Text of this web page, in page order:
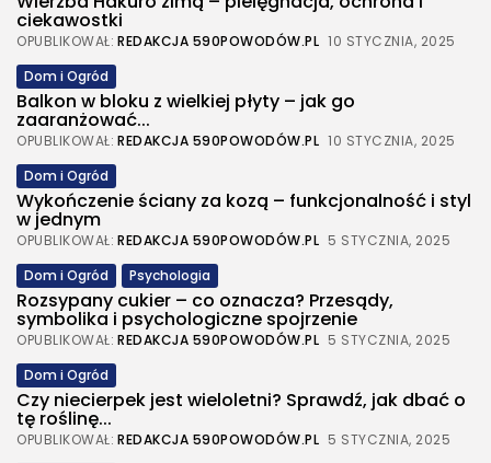
ciekawostki
OPUBLIKOWAŁ: REDAKCJA 590POWODÓW.PL 10 STYCZNIA, 2025
Dom i Ogród
Balkon w bloku z wielkiej płyty – jak go
zaaranżować...
OPUBLIKOWAŁ: REDAKCJA 590POWODÓW.PL 10 STYCZNIA, 2025
Dom i Ogród
Wykończenie ściany za kozą – funkcjonalność i styl
w jednym
OPUBLIKOWAŁ: REDAKCJA 590POWODÓW.PL 5 STYCZNIA, 2025
Dom i Ogród
Psychologia
Rozsypany cukier – co oznacza? Przesądy,
symbolika i psychologiczne spojrzenie
OPUBLIKOWAŁ: REDAKCJA 590POWODÓW.PL 5 STYCZNIA, 2025
Dom i Ogród
Czy niecierpek jest wieloletni? Sprawdź, jak dbać o
tę roślinę...
OPUBLIKOWAŁ: REDAKCJA 590POWODÓW.PL 5 STYCZNIA, 2025